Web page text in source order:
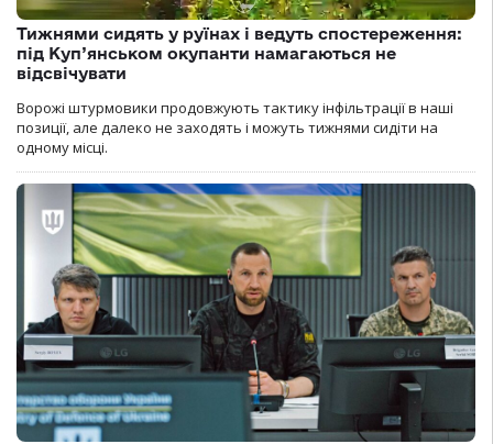
Тижнями сидять у руїнах і ведуть спостереження:
під Куп’янськом окупанти намагаються не
відсвічувати
Ворожі штурмовики продовжують тактику інфільтрації в наші
позиції, але далеко не заходять і можуть тижнями сидіти на
одному місці.